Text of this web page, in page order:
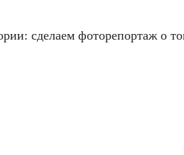
сделаем фоторепортаж о